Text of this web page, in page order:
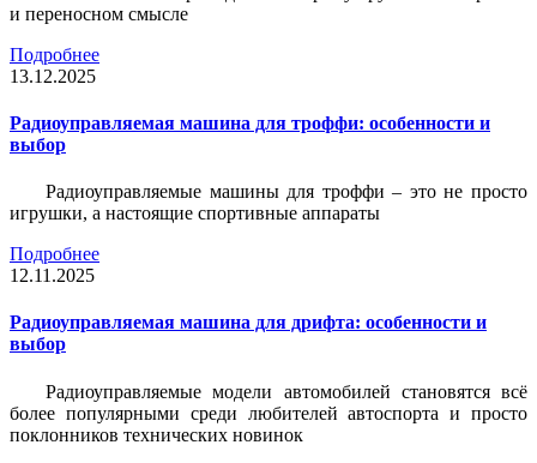
и переносном смысле
Подробнее
13.12.2025
Радиоуправляемая машина для троффи: особенности и
выбор
Радиоуправляемые машины для троффи – это не просто
игрушки, а настоящие спортивные аппараты
Подробнее
12.11.2025
Радиоуправляемая машина для дрифта: особенности и
выбор
Радиоуправляемые модели автомобилей становятся всё
более популярными среди любителей автоспорта и просто
поклонников технических новинок